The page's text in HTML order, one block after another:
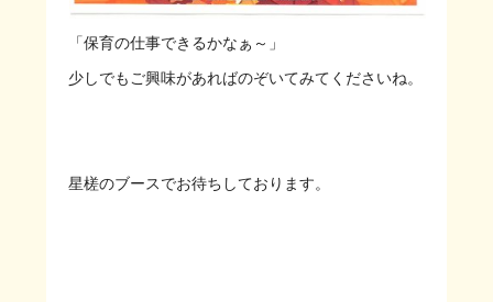
「保育の仕事できるかなぁ～」
少しでもご興味があればのぞいてみてくださいね。
星槎のブースでお待ちしております。